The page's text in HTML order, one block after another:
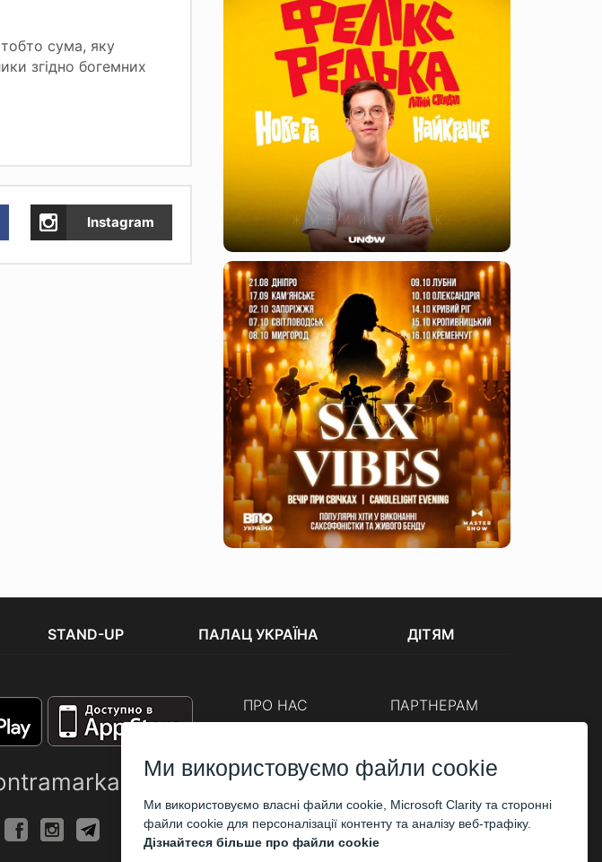
сума, яку
згідно богемних
Instagram
STAND-UP ПАЛАЦ УКРАЇНА ДІТЯМ
ПРО НАС ПАРТНЕРАМ
Корпоративним клієнтам
Ми використовуємо файли cookie
Ми використовуємо власні файли cookie, Microsoft Clarity та сторонні
файли cookie для персоналізації контенту та аналізу веб-трафіку.
Дізнайтеся більше про файли cookie